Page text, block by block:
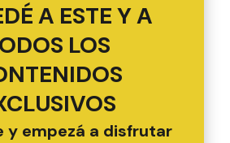
A ESTE Y A
LOS
y empezá a disfrutar